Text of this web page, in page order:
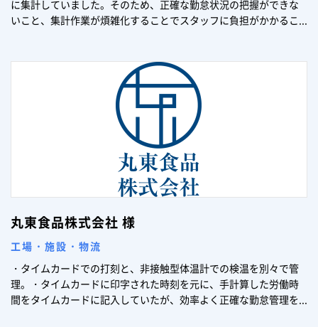
に集計していました。そのため、正確な勤怠状況の把握ができな
いこと、集計作業が煩雑化することでスタッフに負担がかかるこ...
丸東食品株式会社 様
工場・施設・物流
・タイムカードでの打刻と、非接触型体温計での検温を別々で管
理。・タイムカードに印字された時刻を元に、手計算した労働時
間をタイムカードに記入していたが、効率よく正確な勤怠管理を...